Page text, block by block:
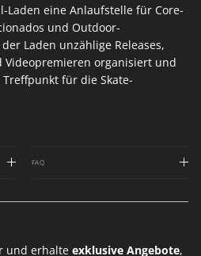
Laden eine Anlaufstelle für Core-
und Outdoor-
Laden unzählige Releases,
Videopremieren organisiert und
für die Skate-
FAQ
und erhalte exklusive Angebote,